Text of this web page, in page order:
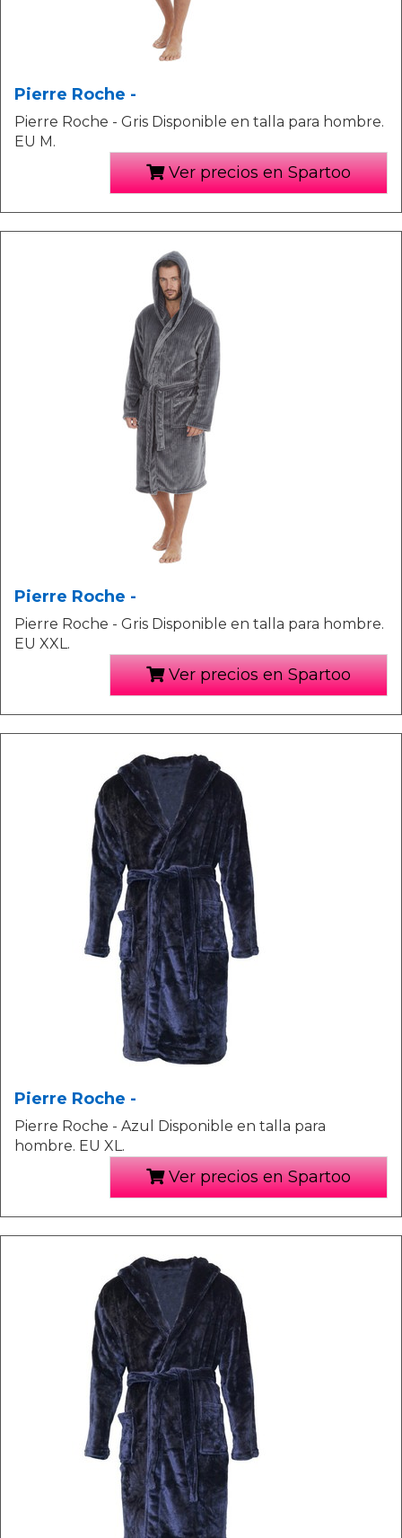
Pierre Roche -
Pierre Roche - Gris Disponible en talla para hombre.
EU M.
Ver precios en Spartoo
Pierre Roche -
Pierre Roche - Gris Disponible en talla para hombre.
EU XXL.
Ver precios en Spartoo
Pierre Roche -
Pierre Roche - Azul Disponible en talla para
hombre. EU XL.
Ver precios en Spartoo